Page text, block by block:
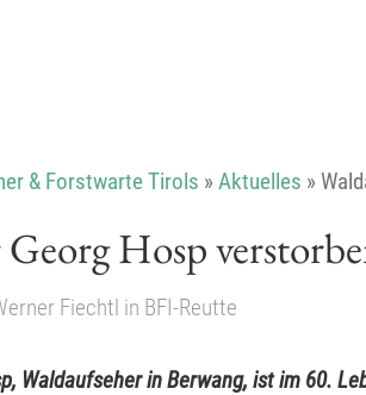
& Forstwarte Tirols » Aktuelles »
Hosp
Fiechtl in BFI-Reutte
Waldaufseher in Berwang, ist im 60.